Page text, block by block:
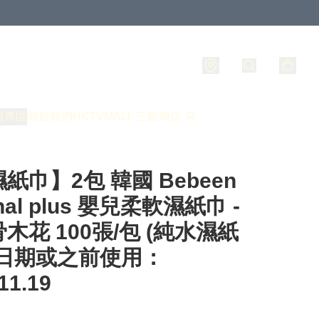
關於我們 HKTVMALL 三龍商店 🛒
紙巾】2包 韓國 Bebeen
plus 嬰兒柔軟濕紙巾 -
木花 100張/包 (純水濕紙
期或之前使用：